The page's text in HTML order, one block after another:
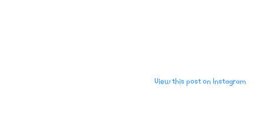
View this post on Instagram